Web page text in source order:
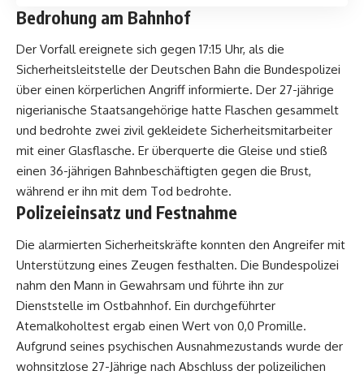
Bedrohung am Bahnhof
Der Vorfall ereignete sich gegen 17:15 Uhr, als die
Sicherheitsleitstelle der Deutschen Bahn die Bundespolizei
über einen körperlichen Angriff informierte. Der 27-jährige
nigerianische Staatsangehörige hatte Flaschen gesammelt
und bedrohte zwei zivil gekleidete Sicherheitsmitarbeiter
mit einer Glasflasche. Er überquerte die Gleise und stieß
einen 36-jährigen Bahnbeschäftigten gegen die Brust,
während er ihn mit dem Tod bedrohte.
Polizeieinsatz und Festnahme
Die alarmierten Sicherheitskräfte konnten den Angreifer mit
Unterstützung eines Zeugen festhalten. Die Bundespolizei
nahm den Mann in Gewahrsam und führte ihn zur
Dienststelle im Ostbahnhof. Ein durchgeführter
Atemalkoholtest ergab einen Wert von 0,0 Promille.
Aufgrund seines psychischen Ausnahmezustands wurde der
wohnsitzlose 27-Jährige nach Abschluss der polizeilichen